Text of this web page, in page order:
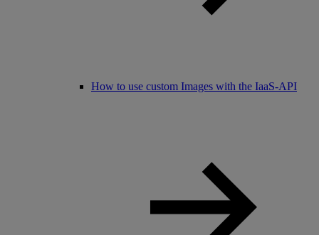
How to use custom Images with the IaaS-API